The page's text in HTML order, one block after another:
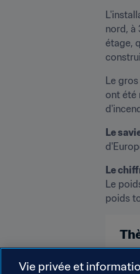
nord, à
étage,
Le
ont été
Le
Le
Le
poids
Vie privée et